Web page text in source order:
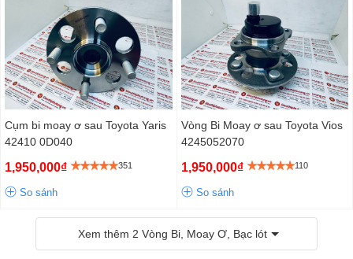
Cụm bi moay ơ sau Toyota Yaris
42410 0D040
1,950,000₫ 351
So sánh
Vòng Bi Moay ơ sau Toyota Vios
4245052070
1,950,000₫ 110
So sánh
Xem thêm 2 Vòng Bi, Moay Ơ, Bạc lót